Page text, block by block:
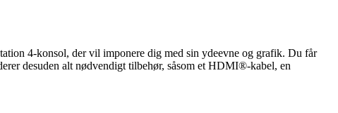
4-konsol, der vil imponere dig med sin ydeevne og grafik. Du får
desuden alt nødvendigt tilbehør, såsom et HDMI®-kabel, en